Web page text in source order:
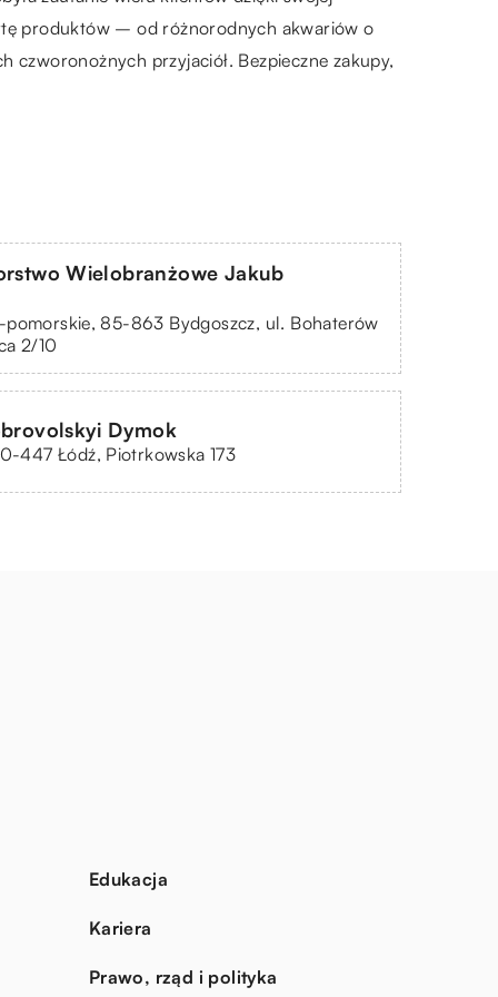
produktów – od różnorodnych akwariów o
czworonożnych przyjaciół. Bezpieczne zakupy,
Wielobranżowe Jakub
pomorskie, 85-863 Bydgoszcz, ul. Bohaterów
2/10
Dymok
447 Łódź, Piotrkowska 173
Edukacja
Kariera
Prawo, rząd i polityka